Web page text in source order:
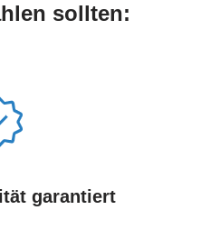
sollten:
garantiert